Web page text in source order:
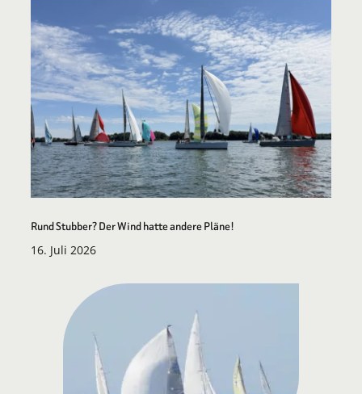
Rund Stubber? Der Wind hatte andere Pläne!
16. Juli 2026